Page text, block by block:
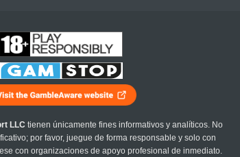
LLC tienen únicamente fines informativos y analíticos. No
por favor, juegue de forma responsable y solo con
con organizaciones de apoyo profesional de inmediato.